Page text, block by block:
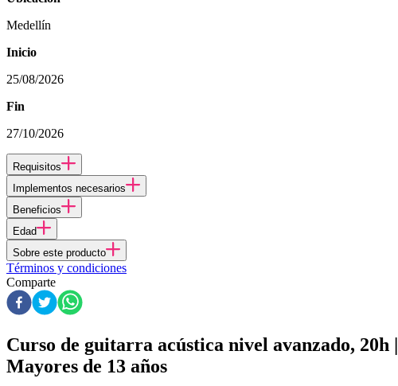
Medellín
Inicio
25/08/2026
Fin
27/10/2026
Requisitos
Implementos necesarios
Beneficios
Edad
Sobre este producto
Términos y condiciones
Comparte
Curso de guitarra acústica nivel avanzado, 20h |
Mayores de 13 años